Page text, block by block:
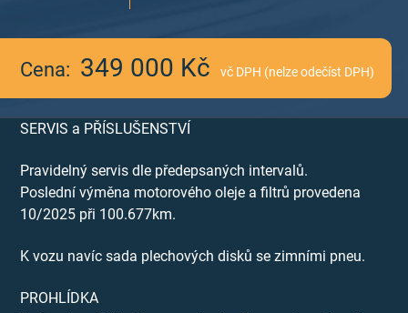
Cena: 349 000 Kč vč DPH (nelze odečíst DPH)
SERVIS a PŘÍSLUŠENSTVÍ
Pravidelný servis dle předepsaných intervalů.
Poslední výměna motorového oleje a filtrů provedena
10/2025 při 100.677km.
K vozu navíc sada plechových disků se zimními pneu.
PROHLÍDKA